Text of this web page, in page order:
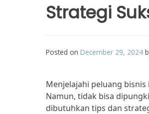
Strategi
Posted on December 29, 2024
Menjelajahi peluang
Namun, tidak bisa
dibutuhkan tips dan